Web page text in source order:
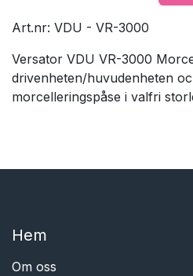
Art.nr: VDU - VR-3000
Versator VDU VR-3000
driv­enheten/huvudenheten
morcelleringspåse i valfri
Hem​​
Om oss